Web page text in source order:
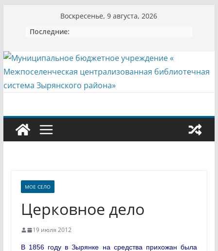
содержимому
Воскресенье, 9 августа, 2026
Последние:
МОЕ СЕЛО
Церковное дело
19 июля 2012
В 1856 году в Зырянке на средства прихожан была